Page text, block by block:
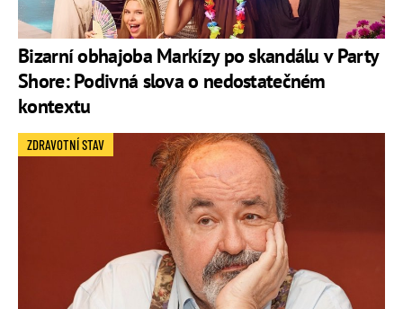
Bizarní obhajoba Markízy po skandálu v Party
Shore: Podivná slova o nedostatečném
kontextu
ZDRAVOTNÍ STAV